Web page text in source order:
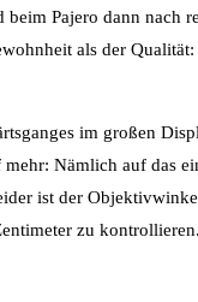
Pajero dann nach
als der
im großen
Nämlich auf das
ist der
zu